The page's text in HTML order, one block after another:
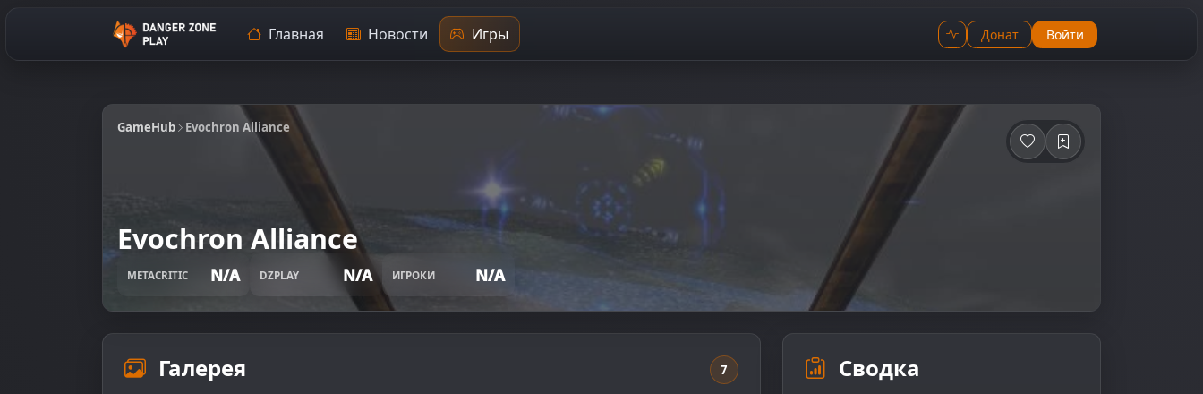
Главная Новости Игры Донат Войти
GameHub Evochron Alliance
Evochron Alliance
METACRITIC N/A DZPLAY N/A ИГРОКИ N/A
Галерея 7 Сводка